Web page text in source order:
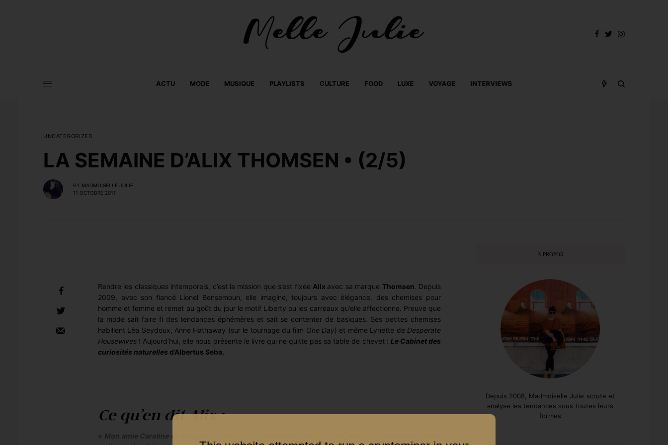
ACTU MODE MUSIQUE PLAYLISTS CULTURE FOOD LUXE VOYAGE INTERVIEWS
UNCATEGORIZED
LA SEMAINE D’ALIX THOMSEN • (2/5)
BY MADMOISELLE JULIE
11 OCTOBRE 2011
Rendre les classiques intemporels, c’est la mission que s’est fixée Alix avec sa marque Thomsen . Depuis
2009, avec son fiancé Lionel Bensemoun, elle imagine, toujours avec élégance, des chemises pour
homme et femme et remet au goût du jour le motif Liberty ou les carreaux qu’elle affectionne. Preuve que
la mode sait faire fi des tendances éphémères et sait se contenter de basiques. Ses petites chemises
habillent Léa Seydoux, Anne Hathaway (sur le tournage du film One Day) et même Lynette de Desperate
Housewives ! Aujourd’hui, elle nous présente le livre qui ne quitte pas sa table de chevet : Le Cabinet des
curiosités naturelles d’Albertus Seba.
Ce qu’en dit Alix :
« Mon amie Caroline de Maigret (mannequin et productrice de musique, ndlr.) m’a récemment offert
À PROPOS
Depuis 2008, Madmoiselle Julie scrute et
analyse les tendances sous toutes leurs
formes